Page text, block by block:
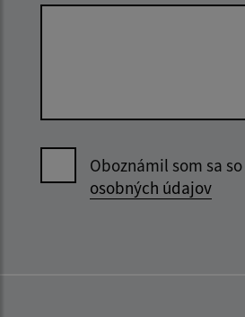
Oboznámil som sa so
osobných údajov